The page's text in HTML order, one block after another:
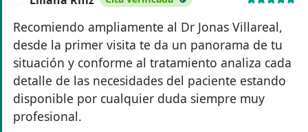
Recomiendo ampliamente al Dr Jonas Villareal,
desde la primer visita te da un panorama de tu
situación y conforme al tratamiento analiza cada
detalle de las necesidades del paciente estando
disponible por cualquier duda siempre muy
profesional.